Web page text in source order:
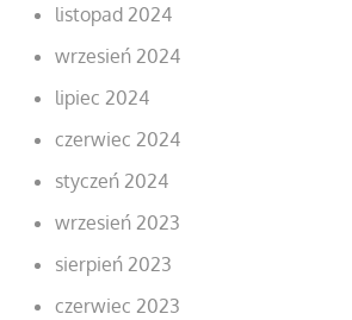
listopad 2024
wrzesień 2024
lipiec 2024
czerwiec 2024
styczeń 2024
wrzesień 2023
sierpień 2023
czerwiec 2023